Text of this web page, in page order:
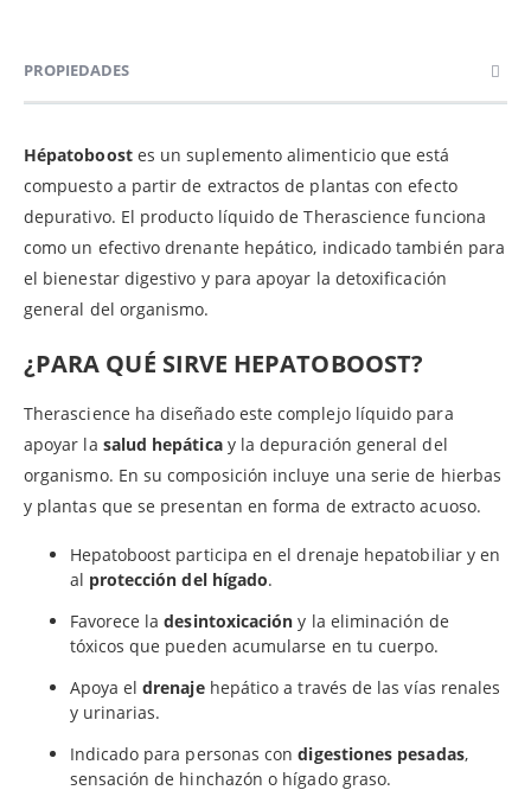
PROPIEDADES
Hépatoboostes un suplemento alimenticio que está
compuesto a partir de extractos de plantas con efecto
depurativo. El producto líquido de Therascience funciona
como un efectivo drenante hepático, indicado también para
el bienestar digestivo y para apoyar la detoxificación
general del organismo.
¿PARA QUÉ SIRVE HEPATOBOOST?
Therascience ha diseñado este complejo líquido para
apoyar la salud hepáticay la depuración general del
organismo. En su composición incluye una serie de hierbas
y plantas que se presentan en forma de extracto acuoso.
Hepatoboost participa en el drenaje hepatobiliar y en
al protección del hígado.
Favorece ladesintoxicación y la eliminación de
tóxicos que pueden acumularse en tu cuerpo.
Apoya eldrenajehepático a través de las vías renales
y urinarias.
Indicado para personas condigestiones pesadas,
sensación de hinchazón o hígado graso.